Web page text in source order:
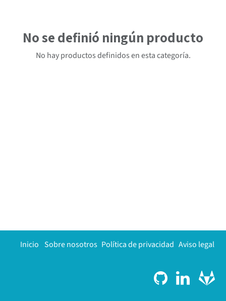
No se definió ningún producto
No hay productos definidos en esta categoría.
Inicio Sobre nosotros Política de privacidad Aviso legal